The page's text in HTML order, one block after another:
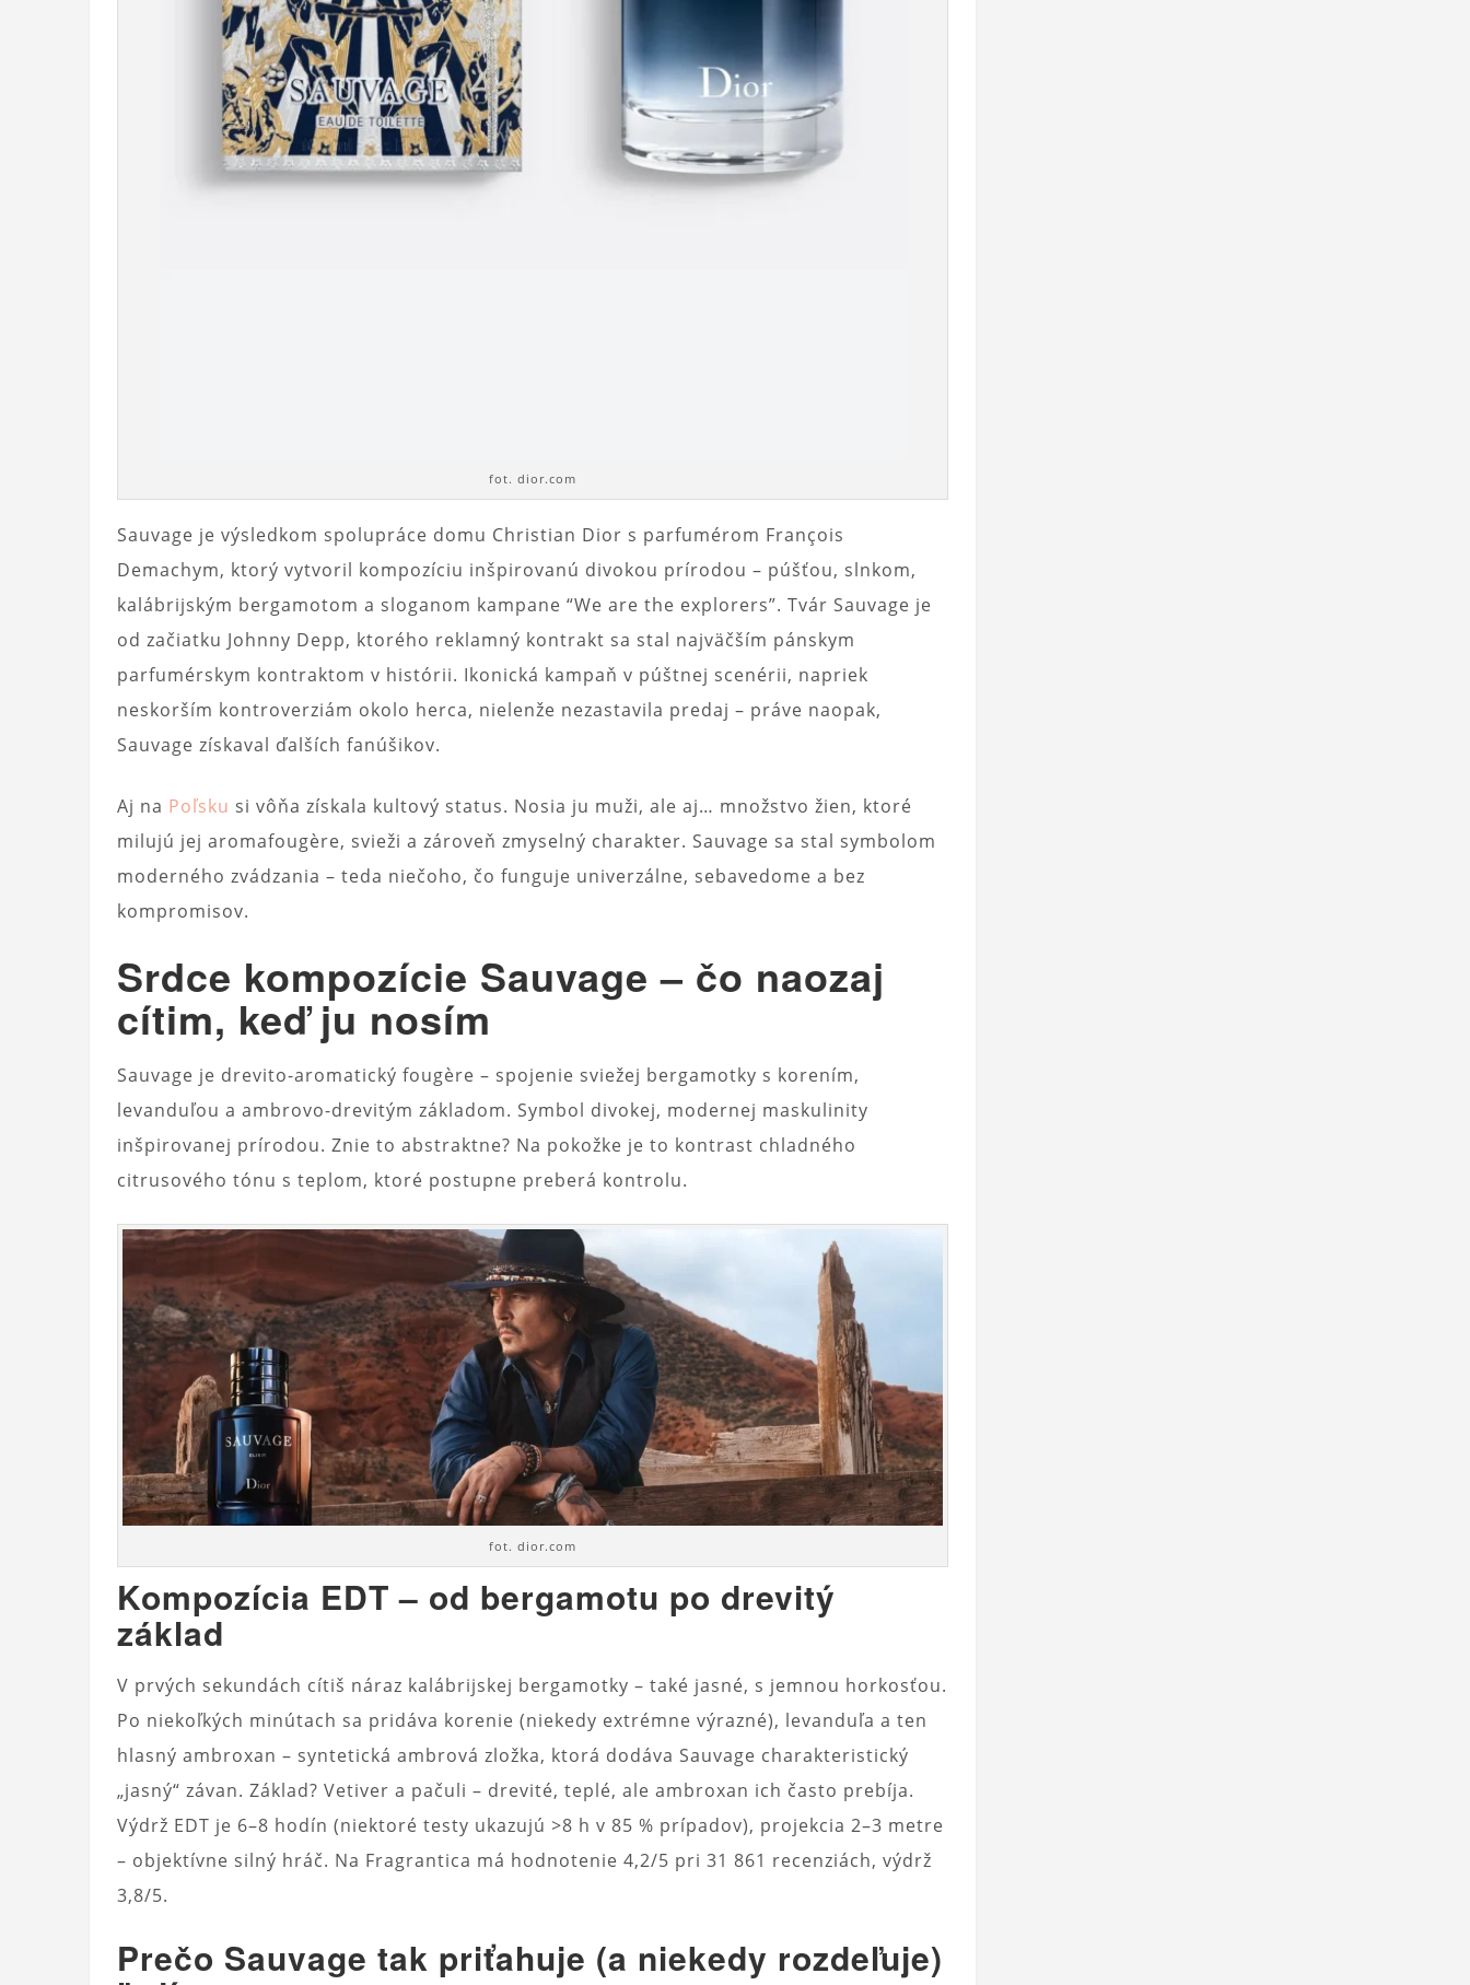
fot. dior.com
Sauvage je výsledkom spolupráce domu Christian Dior s parfumérom François
Demachym, ktorý vytvoril kompozíciu inšpirovanú divokou prírodou – púšťou, slnkom,
kalábrijským bergamotom a sloganom kampane “We are the explorers”. Tvár Sauvage je
od začiatku Johnny Depp, ktorého reklamný kontrakt sa stal najväčším pánskym
parfumérskym kontraktom v histórii. Ikonická kampaň v púštnej scenérii, napriek
neskorším kontroverziám okolo herca, nielenže nezastavila predaj – práve naopak,
Sauvage získaval ďalších fanúšikov.
Aj na Poľsku si vôňa získala kultový status. Nosia ju muži, ale aj… množstvo žien, ktoré
milujú jej aromafougère, svieži a zároveň zmyselný charakter. Sauvage sa stal symbolom
moderného zvádzania – teda niečoho, čo funguje univerzálne, sebavedome a bez
kompromisov.
Srdce kompozície Sauvage – čo naozaj
cítim, keď ju nosím
Sauvage je drevito-aromatický fougère – spojenie sviežej bergamotky s korením,
levanduľou a ambrovo-drevitým základom. Symbol divokej, modernej maskulinity
inšpirovanej prírodou. Znie to abstraktne? Na pokožke je to kontrast chladného
citrusového tónu s teplom, ktoré postupne preberá kontrolu.
fot. dior.com
Kompozícia EDT – od bergamotu po drevitý
základ
V prvých sekundách cítiš náraz kalábrijskej bergamotky – také jasné, s jemnou horkosťou.
Po niekoľkých minútach sa pridáva korenie (niekedy extrémne výrazné), levanduľa a ten
hlasný ambroxan – syntetická ambrová zložka, ktorá dodáva Sauvage charakteristický
„jasný“ závan. Základ? Vetiver a pačuli – drevité, teplé, ale ambroxan ich často prebíja.
Výdrž EDT je 6–8 hodín (niektoré testy ukazujú >8 h v 85 % prípadov), projekcia 2–3 metre
– objektívne silný hráč. Na Fragrantica má hodnotenie 4,2/5 pri 31 861 recenziách, výdrž
3,8/5.
Prečo Sauvage tak priťahuje (a niekedy rozdeľuje)